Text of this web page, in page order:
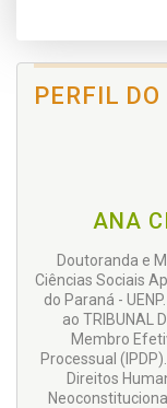
PERFIL
ANA
Doutoranda e
Ciências Sociais
do Paraná -
ao TRIBUNAL
Membro
Processual
Direitos